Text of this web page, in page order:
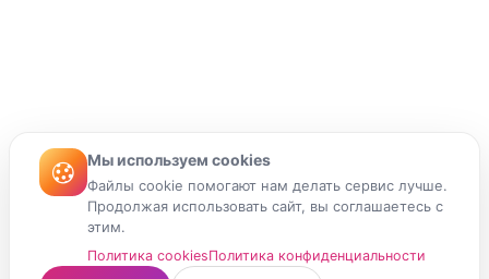
Мы используем cookies
Файлы cookie помогают нам делать сервис лучше.
Продолжая использовать сайт, вы соглашаетесь с
этим.
Политика cookiesПолитика конфиденциальности